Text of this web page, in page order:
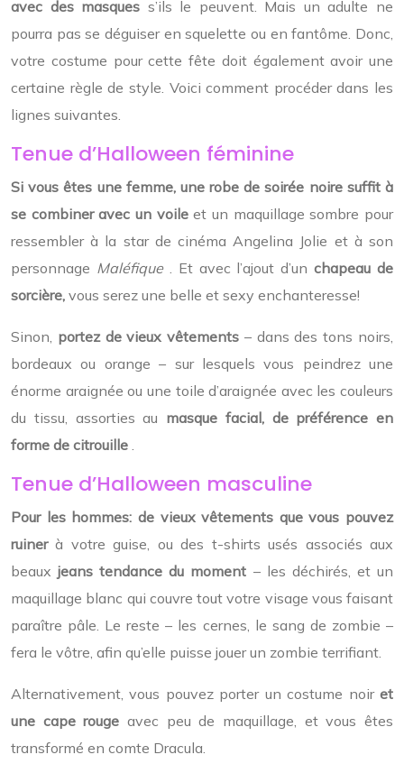
avec des masques s’ils le peuvent. Mais un adulte ne
pourra pas se déguiser en squelette ou en fantôme. Donc,
votre costume pour cette fête doit également avoir une
certaine règle de style. Voici comment procéder dans les
lignes suivantes.
Tenue d’Halloween féminine
Si vous êtes une femme, une robe de soirée noire suffità
se combiner avec un voileet un maquillage sombre pour
ressembler à la star de cinéma Angelina Jolie et à son
personnage Maléfique. Et avec l’ajout d’unchapeau de
sorcière, vous serez une belle et sexy enchanteresse!
Sinon, portez de vieux vêtements – dans des tons noirs,
bordeaux ou orange – sur lesquels vous peindrez une
énorme araignée ou une toile d’araignée avec les couleurs
du tissu, assorties au masque facial, de préférence en
forme de citrouille .
Tenue d’Halloween masculine
Pour les hommes: de vieux vêtements que vous pouvez
ruinerà votre guise, ou des t-shirts usés associés aux
beauxjeans tendance du moment – les déchirés, et un
maquillage blanc qui couvre tout votre visage vous faisant
paraître pâle. Le reste – les cernes, le sang de zombie –
fera le vôtre, afin qu’elle puisse jouer un zombie terrifiant.
Alternativement, vous pouvez porter un costume noir et
une cape rouge avec peu de maquillage, et vous êtes
transformé en comte Dracula.